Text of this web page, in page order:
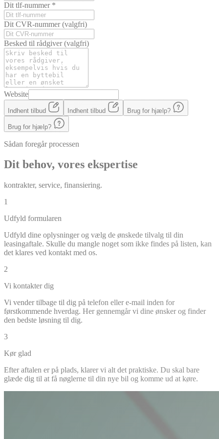
Dit tlf-nummer *
Dit CVR-nummer(valgfri)
Besked til rådgiver(valgfri)
Website
Indhent tilbud Indhent tilbud Brug for hjælp?
Brug for hjælp?
Sådan foregår processen
Dit behov, vores ekspertise
kontrakter, service, finansiering.
1
Udfyld formularen
Udfyld dine oplysninger og vælg de ønskede tilvalg til din
leasingaftale. Skulle du mangle noget som ikke findes på listen, kan
det klares ved kontakt med os.
2
Vi kontakter dig
Vi vender tilbage til dig på telefon eller e-mail inden for
førstkommende hverdag. Her gennemgår vi dine ønsker og finder
den bedste løsning til dig.
3
Kør glad
Efter aftalen er på plads, klarer vi alt det praktiske. Du skal bare
glæde dig til at få nøglerne til din nye bil og komme ud at køre.